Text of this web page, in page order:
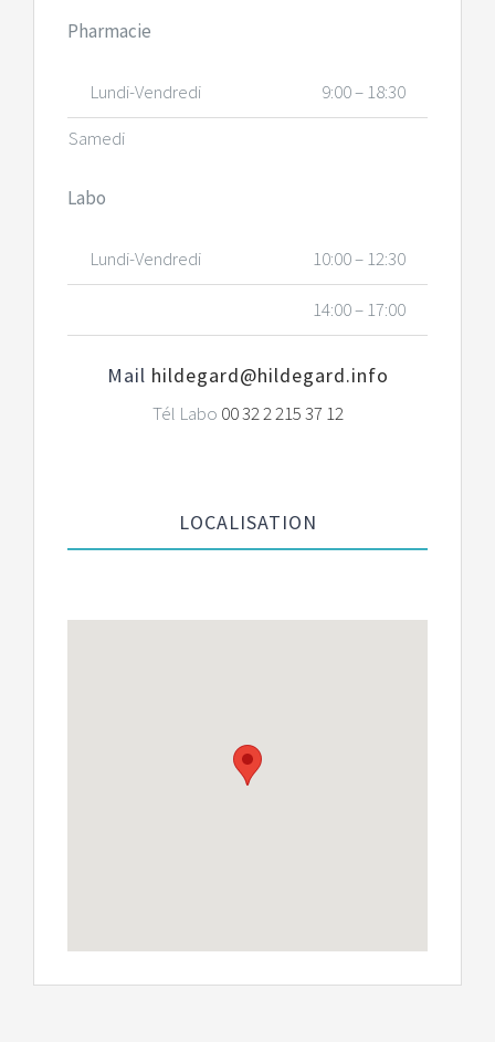
Pharmacie
Lundi-Vendredi
9:00 – 18:30
Samedi
Labo
Lundi-Vendredi 10:00 – 12:30
14:00 – 17:00
Mail hildegard@hildegard.info
Tél Labo 00 32 2 215 37 12
LOCALISATION